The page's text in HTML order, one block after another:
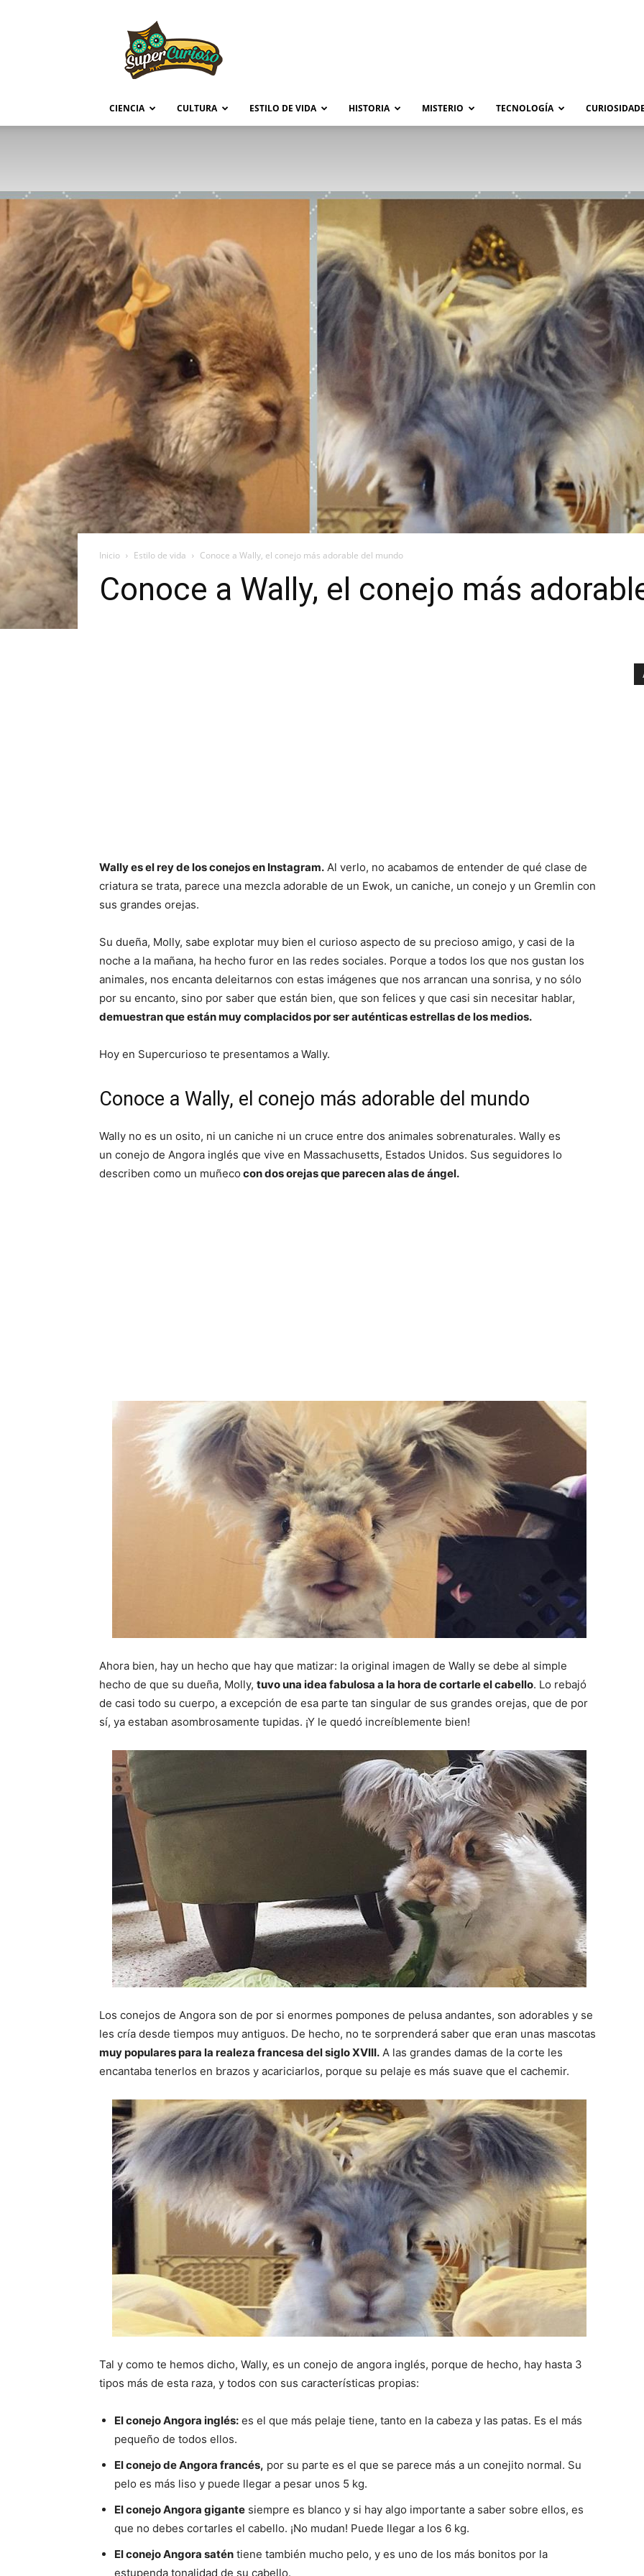
CIENCIA CULTURA ESTILO DE VIDA HISTORIA MISTERIO TECNOLOGÍA
Inicio Estilo de vida Conoce a Wally, el conejo más adorable del mundo
Conoce a Wally, el conejo más
Wally es el rey de los conejos en Instagram. Al verlo, no acabamos de entender de qué clase de
criatura se trata, parece una mezcla adorable de un Ewok, un caniche, un conejo y un Gremlin con
sus grandes orejas.
Su dueña, Molly, sabe explotar muy bien el curioso aspecto de su precioso amigo, y casi de la
noche a la mañana, ha hecho furor en las redes sociales. Porque a todos los que nos gustan los
animales, nos encanta deleitarnos con estas imágenes que nos arrancan una sonrisa, y no sólo
por su encanto, sino por saber que están bien, que son felices y que casi sin necesitar hablar,
demuestran que están muy complacidos por ser auténticas estrellas de los medios.
Hoy en Supercurioso te presentamos a Wally.
Conoce a Wally, el conejo más adorable del mundo
Wally no es un osito, ni un caniche ni un cruce entre dos animales sobrenaturales. Wally es
un conejo de Angora inglés que vive en Massachusetts, Estados Unidos. Sus seguidores lo
describen como un muñeco con dos orejas que parecen alas de ángel.
Ahora bien, hay un hecho que hay que matizar: la original imagen de Wally se debe al simple
hecho de que su dueña, Molly, tuvo una idea fabulosa a la hora de cortarle el cabello. Lo rebajó
de casi todo su cuerpo, a excepción de esa parte tan singular de sus grandes orejas, que de por
sí, ya estaban asombrosamente tupidas. ¡Y le quedó increíblemente bien!
Los conejos de Angora son de por si enormes pompones de pelusa andantes, son adorables y se
les cría desde tiempos muy antiguos. De hecho, no te sorprenderá saber que eran unas mascotas
muy populares para la realeza francesa del siglo XVIII. A las grandes damas de la corte les
encantaba tenerlos en brazos y acariciarlos, porque su pelaje es más suave que el cachemir.
Tal y como te hemos dicho, Wally, es un conejo de angora inglés, porque de hecho, hay hasta 3
tipos más de esta raza, y todos con sus características propias:
El conejo Angora inglés: es el que más pelaje tiene, tanto en la cabeza y las patas. Es el más
pequeño de todos ellos.
El conejo de Angora francés, por su parte es el que se parece más a un conejito normal. Su
pelo es más liso y puede llegar a pesar unos 5 kg.
El conejo Angora gigante siempre es blanco y si hay algo importante a saber sobre ellos, es
que no debes cortarles el cabello. ¡No mudan! Puede llegar a los 6 kg.
El conejo Angora satén tiene también mucho pelo, y es uno de los más bonitos por la
estupenda tonalidad de su cabello.